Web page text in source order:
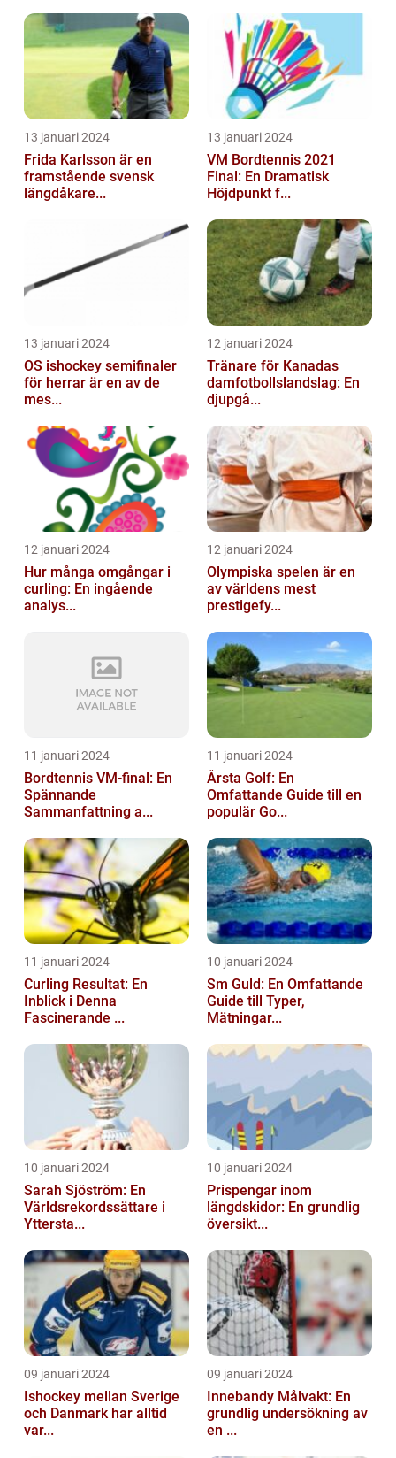
13 januari 2024
Frida Karlsson är en
framstående svensk
längdåkare...
13 januari 2024
VM Bordtennis 2021
Final: En Dramatisk
Höjdpunkt f...
13 januari 2024
OS ishockey semifinaler
för herrar är en av de
mes...
12 januari 2024
Tränare för Kanadas
damfotbollslandslag: En
djupgå...
12 januari 2024
Hur många omgångar i
curling: En ingående
analys...
12 januari 2024
Olympiska spelen är en
av världens mest
prestigefy...
11 januari 2024
Bordtennis VM-final: En
Spännande
Sammanfattning a...
11 januari 2024
Årsta Golf: En
Omfattande Guide till en
populär Go...
11 januari 2024
Curling Resultat: En
Inblick i Denna
Fascinerande ...
10 januari 2024
Sm Guld: En Omfattande
Guide till Typer,
Mätningar...
10 januari 2024
Sarah Sjöström: En
Världsrekordssättare i
Yttersta...
10 januari 2024
Prispengar inom
längdskidor: En grundlig
översikt...
09 januari 2024
Ishockey mellan Sverige
och Danmark har alltid
var...
09 januari 2024
Innebandy Målvakt: En
grundlig undersökning av
en ...